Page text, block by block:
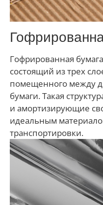
Гофрированная
состоящий из трех
помещенного между
бумаги. Такая
и амортизирующие
идеальным
транспортировки.